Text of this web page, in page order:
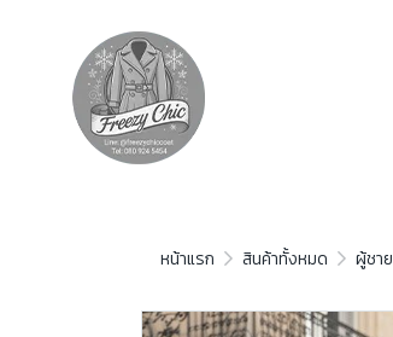
หน้าแรก สินค้าทั้งหมด ผู้ชาย